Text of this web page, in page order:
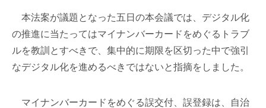
本法案が議題となった五日の本会議では、デジタル化
の推進に当たってはマイナンバーカードをめぐるトラブ
ルを教訓とすべきで、集中的に期限を区切った中で強引
なデジタル化を進めるべきではないと指摘をしました。
マイナンバーカードをめぐる誤交付、誤登録は、自治